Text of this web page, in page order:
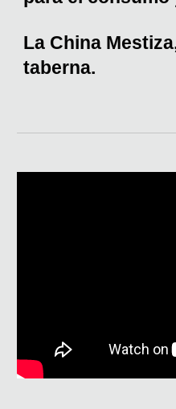
La China
taberna.